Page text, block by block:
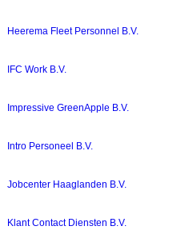
Heerema Fleet Personnel B.V.
IFC Work B.V.
Impressive GreenApple B.V.
Intro Personeel B.V.
Jobcenter Haaglanden B.V.
Klant Contact Diensten B.V.